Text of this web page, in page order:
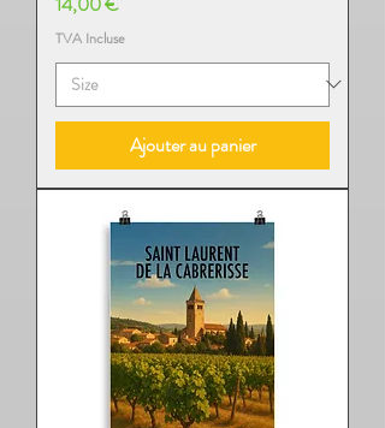
TVA Incluse
Ajouter au panier